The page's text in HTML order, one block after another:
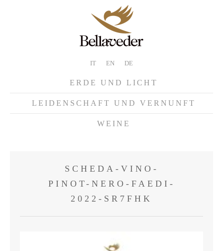
IT EN DE
ERDE UND LICHT
LEIDENSCHAFT UND VERNUNFT
WEINE
SCHEDA-VINO-
PINOT-NERO-FAEDI-
2022-SR7FHK